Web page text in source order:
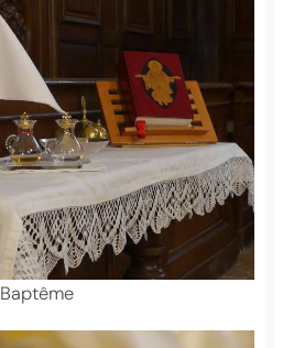
Baptême